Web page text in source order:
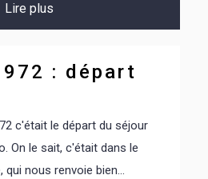
Lire plus
: départ
c'était le départ du séjour
On le sait, c'était dans le
qui nous renvoie bien...